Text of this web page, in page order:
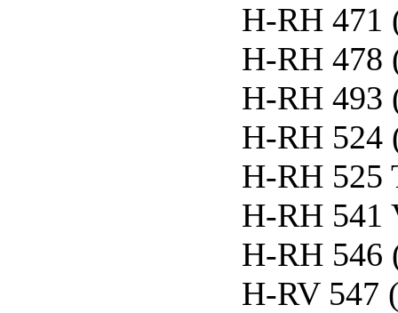
H-RH 471
H-RH 478
H-RH 493
H-RH 524
H-RH 525
H-RH 541
H-RH 546
H-RV 547